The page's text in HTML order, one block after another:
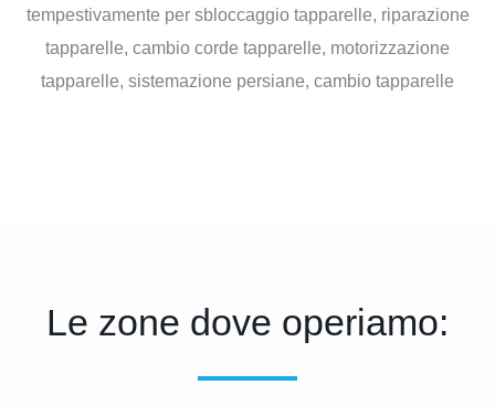
tempestivamente per sbloccaggio tapparelle, riparazione
tapparelle, cambio corde tapparelle, motorizzazione
tapparelle, sistemazione persiane, cambio tapparelle
Le zone dove operiamo: